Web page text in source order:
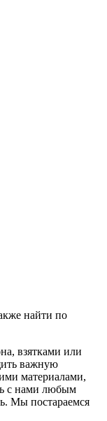
найти по
взятками или
важную
материалами,
с нами любым
Мы постараемся